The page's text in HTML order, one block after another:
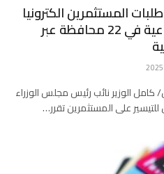
تلقي طلبات المستثمرين الكترونيا
على 2172 قطعة أرض صناعية في 22 محافظة عبر
الوزير نائب رئيس مجلس الوزراء
للتيسير على المستثمرين تقرر…